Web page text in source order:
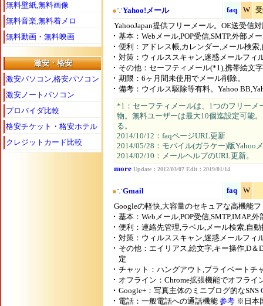
●∵Yahoo!メール faq W 受
YahooJapan提供フリーメール。OE送受信
基本：Webメール,POP受信,SMTP,外部メ
便利：アドレス帳,カレンダー,メール検索
対策：ウィルススキャン,迷惑メールフィ
その他：セーフティメール(*1),携帯絵文
期限：6ヶ月間未使用でメール削除。
備考：ウイルス駆除等有料。Yahoo
*1：セーフティメールは、1つのフリー
物。無料ユーザーは最大10個迄設定可能
る。
2014/10/12：faqページURL更新
2014/05/28：モバイル(ガラケー)版Yahoo
2014/02/10：メールヘルプのURL更新。
more Update：2012/03/07 Edit：2019/01/14
●∵Gmail faq
W
Googleの軽快,大容量のセキュアな高機能
基本：Webメール,POP受信,SMTP,IMAP,
便利：連絡先管理,ラベル,メール検索,自動
対策：ウィルススキャン,迷惑メールフィ
その他：エイリアス,絵文字,キー操作,D
定
チャット：ハングアウト,プライベートチ
オフライン：Chrome拡張機能でオフラ
Google+：写真主体のミニブログ的なSNS
電話：一般電話への通話機能 参考 ※日本
無料壁紙,無料画像
無料音楽,無料着メロ
無料動画・無料映画
激安・格安
激安パソコン,格安パソコン
激安ノートパソコン
プロバイダ比較
格安チケット・格安ホテル
クレジットカード比較